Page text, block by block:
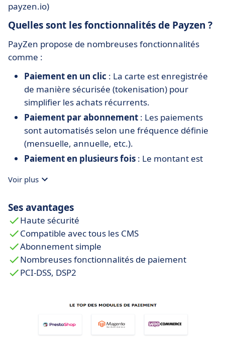
payzen.io)
Quelles sont les fonctionnalités de Payzen ?
PayZen propose de nombreuses fonctionnalités
comme :
Paiement en un clic : La carte est enregistrée
de manière sécurisée (tokenisation) pour
simplifier les achats récurrents.
Paiement par abonnement : Les paiements
sont automatisés selon une fréquence définie
(mensuelle, annuelle, etc.).
Paiement en plusieurs fois : Le montant est
flexibilité.
uniquement au moment de l’envoi de la
commande.
Gestion multilingue, multicanal et
multiboutique
: Une solution adaptée à
différents marchés, canaux de vente et entités
commerciales.
d’encaisser tout ou partie du montant selon
l’évolution de la commande.
Voir plus
Ses avantages
Haute sécurité
Compatible avec tous les CMS
Abonnement simple
Nombreuses fonctionnalités de paiement
PCI-DSS, DSP2